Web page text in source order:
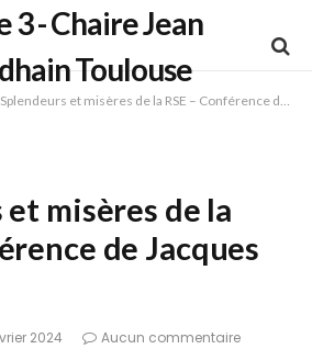
3 - Chaire Jean
Toulouse
Splendeurs et misères de la RSE – Conférence de Jacques Igalens
misères de la
de Jacques
2024
Aucun commentaire